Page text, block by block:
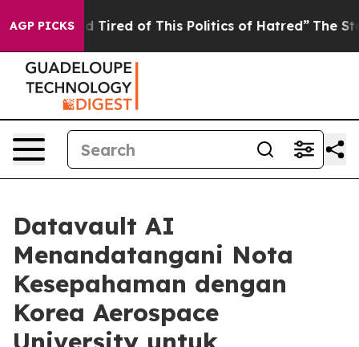
AGP PICKS
and Tired of This Politics of Hatred” The Story
Datavault AI
Menandatangani Nota
Kesepahaman dengan
Korea Aerospace